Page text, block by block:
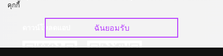
คุกกี้
ฉันยอมรับ